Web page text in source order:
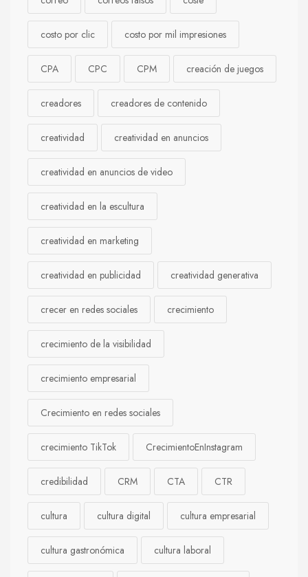
costo por clic costo por mil impresiones
CPA CPC CPM creación de juegos
creadores creadores de contenido
creatividad creatividad en anuncios
creatividad en anuncios de video
creatividad en la escultura
creatividad en marketing
creatividad en publicidad creatividad generativa
crecer en redes sociales crecimiento
crecimiento de la visibilidad
crecimiento empresarial
Crecimiento en redes sociales
crecimiento TikTok CrecimientoEnInstagram
credibilidad CRM CTA CTR
cultura cultura digital cultura empresarial
cultura gastronómica cultura laboral